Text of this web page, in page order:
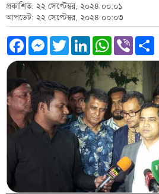
প্রকাশিত: ২২ সেপ্টেম্বর, ২০২৪ ০০:০১
আপডেট: ২২ সেপ্টেম্বর, ২০২৪ ০০:০৩
Facebook
Messenger
TwitterLinkedInWhatsApp
Viber